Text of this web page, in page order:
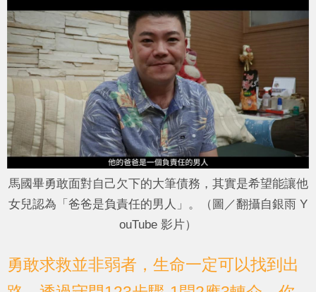
馬國畢勇敢面對自己欠下的大筆債務，其實是希望能讓他
女兒認為「爸爸是負責任的男人」。（圖／翻攝自銀雨 Y
ouTube 影片）
勇敢求救並非弱者，生命一定可以找到出